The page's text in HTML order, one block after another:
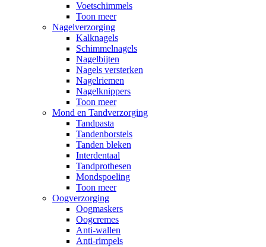
Voetschimmels
Toon meer
Nagelverzorging
Kalknagels
Schimmelnagels
Nagelbijten
Nagels versterken
Nagelriemen
Nagelknippers
Toon meer
Mond en Tandverzorging
Tandpasta
Tandenborstels
Tanden bleken
Interdentaal
Tandprothesen
Mondspoeling
Toon meer
Oogverzorging
Oogmaskers
Oogcremes
Anti-wallen
Anti-rimpels